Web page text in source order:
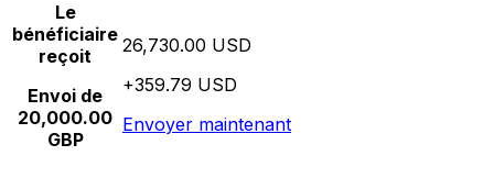
Le
bénéficiaire
reçoit
Envoi de
20,000.00
GBP
26,730.00 USD
+359.79 USD
Envoyer maintenant